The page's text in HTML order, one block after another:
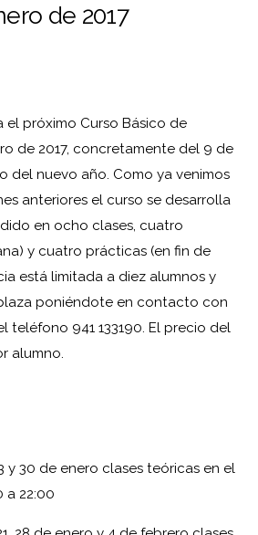
de 2017
el próximo Curso Básico de
de 2017, concretamente del 9 de
del nuevo año. Como ya venimos
anteriores el curso se desarrolla
en ocho clases, cuatro
y cuatro prácticas (en fin de
está limitada a diez alumnos y
poniéndote en contacto con
teléfono 941 133190. El precio del
alumno.
y 30 de enero clases teóricas en el
a 22:00